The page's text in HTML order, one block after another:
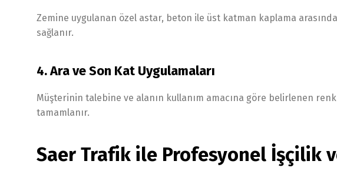
Zemine uygulanan özel astar, beton ile üst katman kaplama
sağlanır.
4. Ara ve Son Kat Uygulamaları
Müşterinin talebine ve alanın kullanım amacına göre belirlenen
tamamlanır.
Saer Trafik ile Profesyonel İşçilik